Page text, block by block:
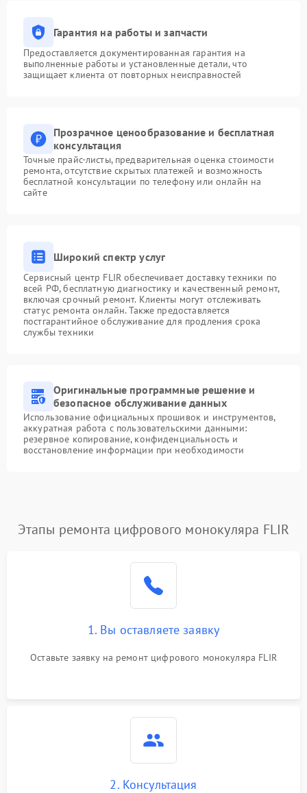
Гарантия на работы и запчасти
Предоставляется документированная гарантия на
выполненные работы и установленные детали, что
защищает клиента от повторных неисправностей
Прозрачное ценообразование и бесплатная
консультация
Точные прайс-листы, предварительная оценка стоимости
ремонта, отсутствие скрытых платежей и возможность
бесплатной консультации по телефону или онлайн на
сайте
Широкий спектр услуг
Сервисный центр FLIR обеспечивает доставку техники по
всей РФ, бесплатную диагностику и качественный ремонт,
включая срочный ремонт. Клиенты могут отслеживать
статус ремонта онлайн. Также предоставляется
постгарантийное обслуживание для продления срока
службы техники
Оригинальные программные решение и
безопасное обслуживание данных
Использование официальных прошивок и инструментов,
аккуратная работа с пользовательскими данными:
резервное копирование, конфиденциальность и
восстановление информации при необходимости
Этапы ремонта цифрового монокуляра FLIR
1. Вы оставляете заявку
Оставьте заявку на ремонт цифрового монокуляра FLIR
2. Консультация